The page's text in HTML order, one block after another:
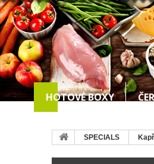
HOTOVÉ BOXY
SPECIALS